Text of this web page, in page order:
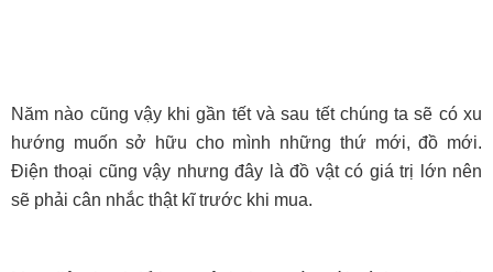
Năm nào cũng vậy khi gần tết và sau tết chúng ta sẽ có xu
hướng muốn sở hữu cho mình những thứ mới, đồ mới.
Điện thoại cũng vậy nhưng đây là đồ vật có giá trị lớn nên
sẽ phải cân nhắc thật kĩ trước khi mua.